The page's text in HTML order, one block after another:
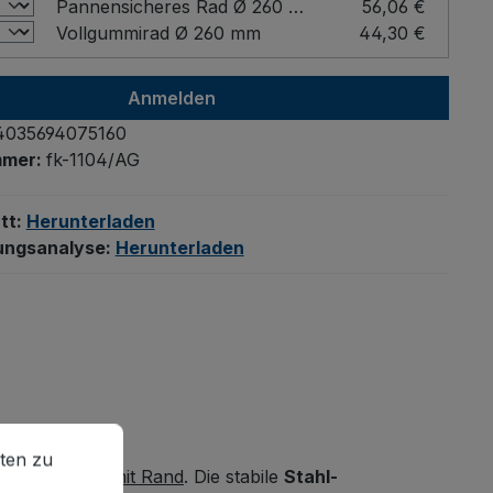
Pannensicheres Rad Ø 260 mm
56,06 €
Vollgummirad Ø 260 mm
44,30 €
Anmelden
fk-1104/AG
Herunterladen
Herunterladen
mit Rand. Die stabile Stahl-
zu können.
Mehr Informationen ...
zu